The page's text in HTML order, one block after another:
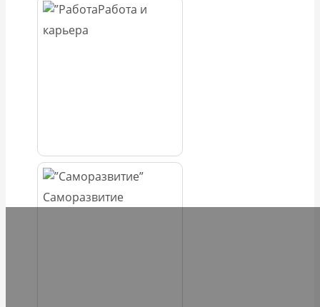
Работа и
карьера
Саморазвитие